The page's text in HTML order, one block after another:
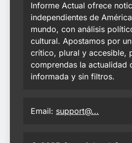
Informe Actual ofrece
independientes de
mundo, con análisis
cultural. Apostamos por
crítico, plural y accesible,
comprendas la actualidad
informada y sin filtros.
Email: support@...